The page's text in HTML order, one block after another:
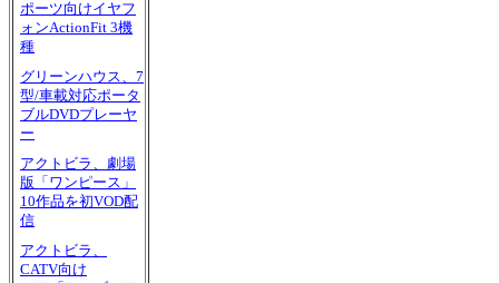
ポーツ向けイヤフ
ォンActionFit 3機
種
グリーンハウス、7
型/車載対応ポータ
ブルDVDプレーヤ
ー
アクトビラ、劇場
版「ワンピース」
10作品を初VOD配
信
アクトビラ、
CATV向け